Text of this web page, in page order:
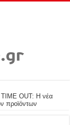
TΙΜΕ OUT: Η νέα
προϊόντων